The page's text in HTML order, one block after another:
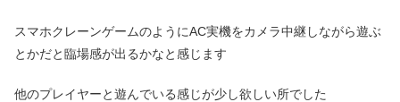
スマホクレーンゲームのようにAC実機をカメラ中継しながら遊ぶ
とかだと臨場感が出るかなと感じます
他のプレイヤーと遊んでいる感じが少し欲しい所でした